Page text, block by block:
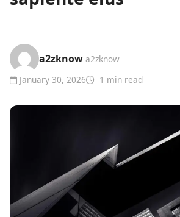
a2zknow a2zknow
January 30, 2026
1 min read